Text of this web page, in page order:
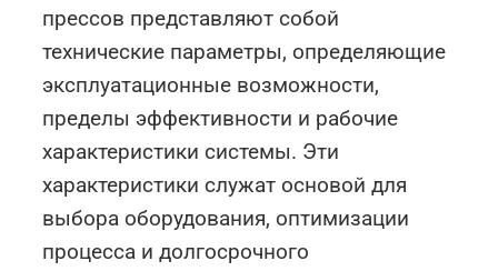
прессов представляют собой
технические параметры, определяющие
эксплуатационные возможности,
пределы эффективности и рабочие
характеристики системы. Эти
характеристики служат основой для
выбора оборудования, оптимизации
процесса и долгосрочного